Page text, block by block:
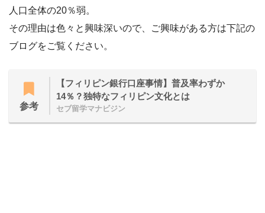
人口全体の20％弱。
その理由は色々と興味深いので、ご興味がある方は下記の
ブログをご覧ください。
参考
【フィリピン銀行口座事情】普及率わずか
14％？独特なフィリピン文化とは
セブ留学マナビジン